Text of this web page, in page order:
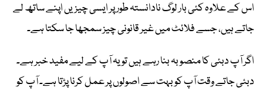
اس کے علاوہ کئی بار لوگ نادانستہ طور پر ایسی چیزیں اپنے ساتھ لے
جاتے ہیں، جسے فلائٹ میں غیر قانونی چیز سمجھا جا سکتا ہے۔
اگر آپ دبئی کا منصوبہ بنا رہے ہیں تو یہ آپ کے لیے مفید خبر ہے۔
دبئی جاتے وقت آپ کو بہت سے اصولوں پر عمل کرنا پڑتا ہے۔ آپ کو